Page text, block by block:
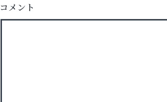
杉塾 芦屋校
コメント